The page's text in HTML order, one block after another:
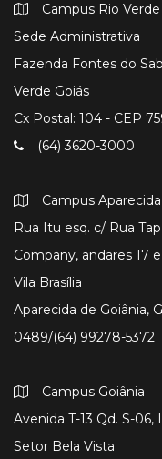
Campus Rio Verde
Sede Administrativa
Fazenda Fontes do
Verde Goiás
Cx Postal: 104 - CEP
(64) 3620-3000
Campus Aparecida
Rua Itu esq. c/ Rua
Company, andares 17
Vila Brasília
Aparecida de Goiânia,
0489/(64) 99278-5372
Campus Goiânia
Avenida T-13 Qd. S-06,
Setor Bela Vista